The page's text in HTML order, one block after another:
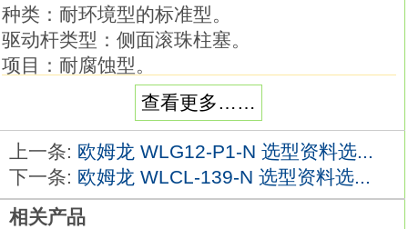
种类：耐环境型的标准型。
驱动杆类型：侧面滚珠柱塞。
项目：耐腐蚀型。
可根据使用环境和用途进行选择，品种丰富的2
回路限位开关。
品种丰富，备有一般型、耐环境型、防溅型、
长寿命型等。
标准采用交叉式结构，使用有高可靠性的包金
接点。
查看更多……
上一条: 欧姆龙 WLG12-P1-N 选型资料选...
下一条: 欧姆龙 WLCL-139-N 选型资料选...
相关产品